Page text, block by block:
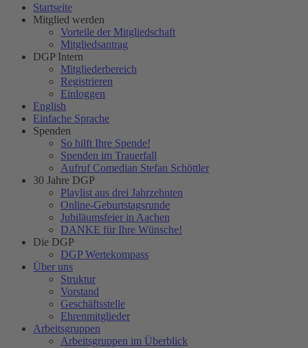
Startseite
Mitglied werden
Vorteile der Mitgliedschaft
Mitgliedsantrag
DGP Intern
Mitgliederbereich
Registrieren
Einloggen
English
Einfache Sprache
Spenden
So hilft Ihre Spende!
Spenden im Trauerfall
Aufruf Comedian Stefan Schöttler
30 Jahre DGP
Playlist aus drei Jahrzehnten
Online-Geburtstagsrunde
Jubiläumsfeier in Aachen
DANKE für Ihre Wünsche!
Die DGP
DGP Wertekompass
Über uns
Struktur
Vorstand
Geschäftsstelle
Ehrenmitglieder
Arbeitsgruppen
Arbeitsgruppen im Überblick